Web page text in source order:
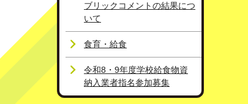
ブリックコメントの結果につ
いて
食育・給食
令和8・9年度学校給食物資
納入業者指名参加募集